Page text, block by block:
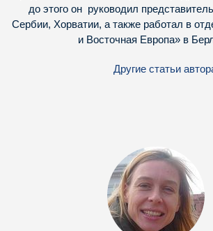
до этого он руководил
Сербии, Хорватии, а также работал в
и Восточная Европа» в
Другие статьи